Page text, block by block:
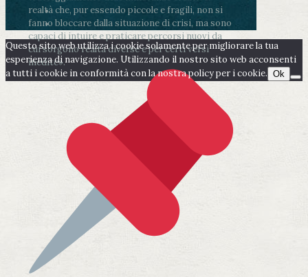
realtà che, pur essendo piccole e fragili, non si
fanno bloccare dalla situazione di crisi, ma sono
capaci di intuire e praticare percorsi nuovi da
cui sorgono realtà diverse e per certi versi
inedite».
Questo sito web utilizza i cookie solamente per migliorare la tua
esperienza di navigazione. Utilizzando il nostro sito web acconsenti
a tutti i cookie in conformità con la nostra policy per i cookie. Ok